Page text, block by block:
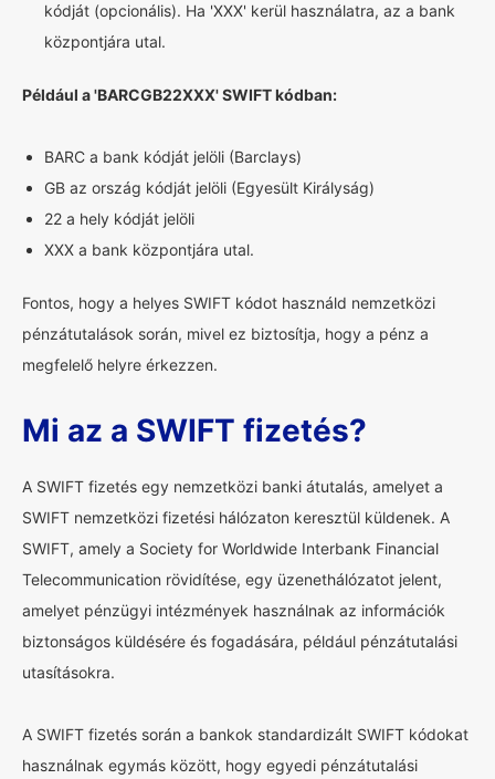
kódját (opcionális). Ha 'XXX' kerül használatra, az a bank
központjára utal.
Például a 'BARCGB22XXX' SWIFT kódban:
BARC a bank kódját jelöli (Barclays)
GB az ország kódját jelöli (Egyesült Királyság)
22 a hely kódját jelöli
XXX a bank központjára utal.
Fontos, hogy a helyes SWIFT kódot használd nemzetközi
pénzátutalások során, mivel ez biztosítja, hogy a pénz a
megfelelő helyre érkezzen.
Mi az a SWIFT fizetés?
A SWIFT fizetés egy nemzetközi banki átutalás, amelyet a
SWIFT nemzetközi fizetési hálózaton keresztül küldenek. A
SWIFT, amely a Society for Worldwide Interbank Financial
Telecommunication rövidítése, egy üzenethálózatot jelent,
amelyet pénzügyi intézmények használnak az információk
biztonságos küldésére és fogadására, például pénzátutalási
utasításokra.
A SWIFT fizetés során a bankok standardizált SWIFT kódokat
használnak egymás között, hogy egyedi pénzátutalási